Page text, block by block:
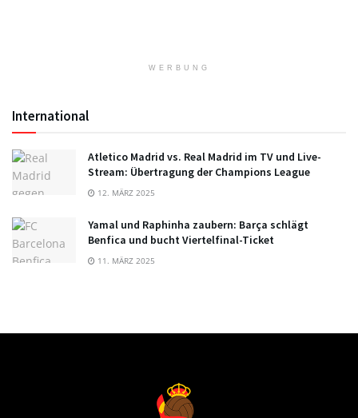
WERBUNG
International
Atletico Madrid vs. Real Madrid im TV und Live-
Stream: Übertragung der Champions League
12. MÄRZ 2025
Yamal und Raphinha zaubern: Barça schlägt
Benfica und bucht Viertelfinal-Ticket
11. MÄRZ 2025